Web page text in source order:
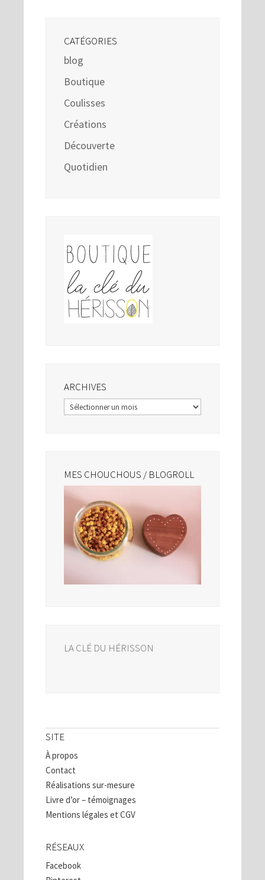
CATÉGORIES
blog
Boutique
Coulisses
Créations
Découverte
Quotidien
ARCHIVES
Archives
MES CHOUCHOUS / BLOGROLL
LA CLÉ DU HÉRISSON
SITE
À propos
Contact
Réalisations sur-mesure
Livre d’or – témoignages
Mentions légales et CGV
RÉSEAUX
Facebook